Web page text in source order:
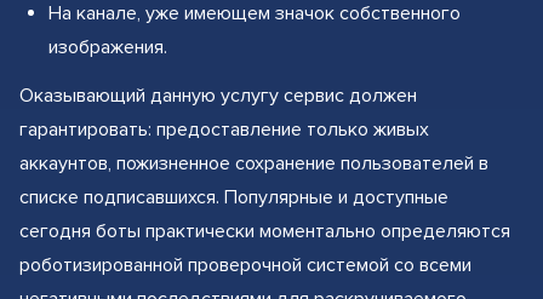
На канале, уже имеющем значок собственного
изображения.
Оказывающий данную услугу сервис должен
гарантировать: предоставление только живых
аккаунтов, пожизненное сохранение пользователей в
списке подписавшихся. Популярные и доступные
сегодня боты практически моментально определяются
роботизированной проверочной системой со всеми